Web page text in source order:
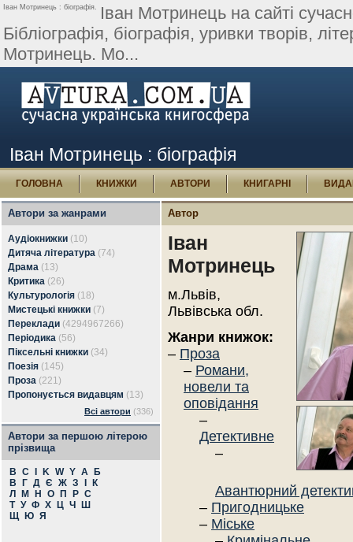
Іван Мотринець : біографія.
Іван Мотринець на сайті
Бібліографія, біографія, уривки творів,
Мотринець. Мо...
Іван Мотринець : біографія
ГОЛОВНА КНИЖКИ АВТОРИ КНИГАРНІ
Автори за жанрами
Аудіокнижки (10)
Дитяча література (74)
Драма (13)
Критика (26)
Культурологія (18)
Мистецькі книжки (7)
Переклади (4294967266)
Періодика (56)
Піксельні книжки (34)
Поезія (145)
Проза (221)
Пропонується видавцям (13)
Всі автори (336)
Автори за першою літерою
прізвища
B C K W Y А
Б
В
Г Д Є Ж З
К
Л
М Н О П Р С
Т У Ф Х Ц Ч
Ш
Щ
Ю Я
Автор
Іван
Мотринець
м.Львів,
Львівська обл.
Жанри книжок:
– Проза
– Романи,
новели та
оповідання
–
Детективне
–
Авантюрний
– Пригодницьке
– Міське